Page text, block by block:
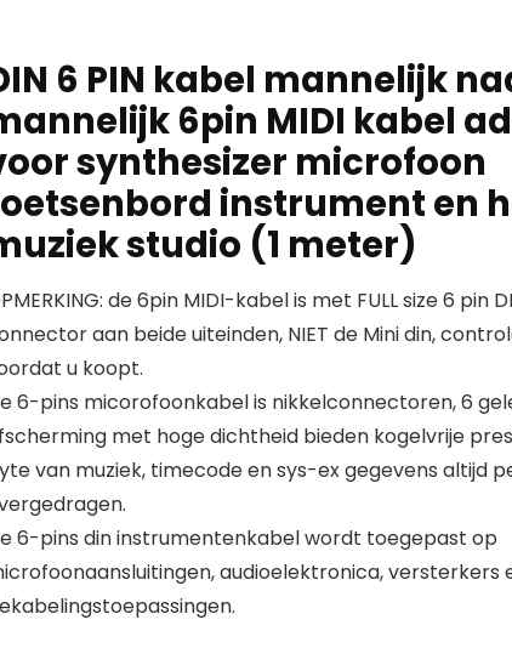
6 PIN kabel mannelijk
6pin MIDI kabel
synthesizer microfoon
instrument en
studio (1 meter)
de 6pin MIDI-kabel is met FULL size 6 pin
aan beide uiteinden, NIET de Mini din,
u koopt.
6-pins micorofoonkabel is nikkelconnectoren, 6
met hoge dichtheid bieden kogelvrije
van muziek, timecode en sys-ex gegevens altijd
6-pins din instrumentenkabel wordt toegepast op
audioelektronica, versterkers